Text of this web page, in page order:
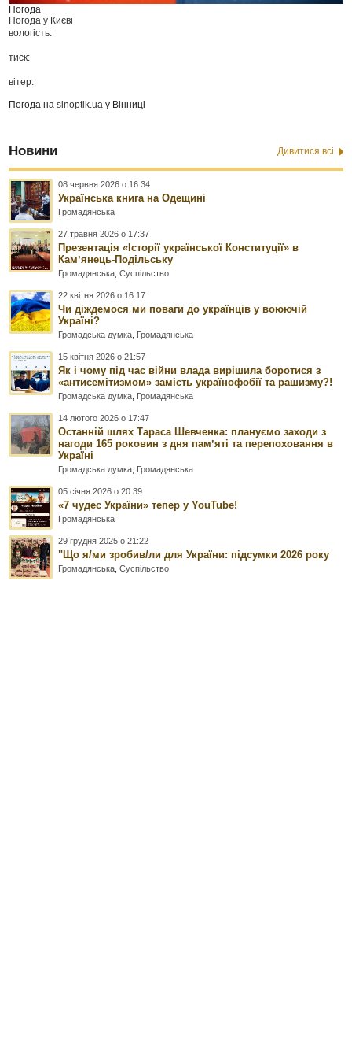
Погода
Погода у Києві
вологість:
тиск:
вітер:
Погода наsinoptik.ua у Вінниці
Новини Дивитися всі
08 червня 2026 о 16:34
Українська книга на Одещині
Громадянська
27 травня 2026 о 17:37
Презентація «Історії української Конституції» в
Камʼянець-Подільську
Громадянська ,Суспільство
22 квітня 2026 о 16:17
Чи діждемося ми поваги до українців у воюючій
Україні?
Громадська думка Громадянська
15 квітня 2026 о 21:57
Як і чому під час війни влада вирішила боротися з
«антисемітизмом» замість українофобії та рашизму?!
Громадська думка Громадянська
14 лютого 2026 о 17:47
Останній шлях Тараса Шевченка: плануємо заходи з
нагоди 165 роковин з дня памʼяті та перепоховання в
Україні
Громадська думка Громадянська
05 січня 2026 о 20:39
«7 чудес України» тепер у YouTube!
Громадянська
29 грудня 2025 о 21:22
"Що я/ми зробив/ли для України: підсумки 2026 року
Громадянська ,Суспільство